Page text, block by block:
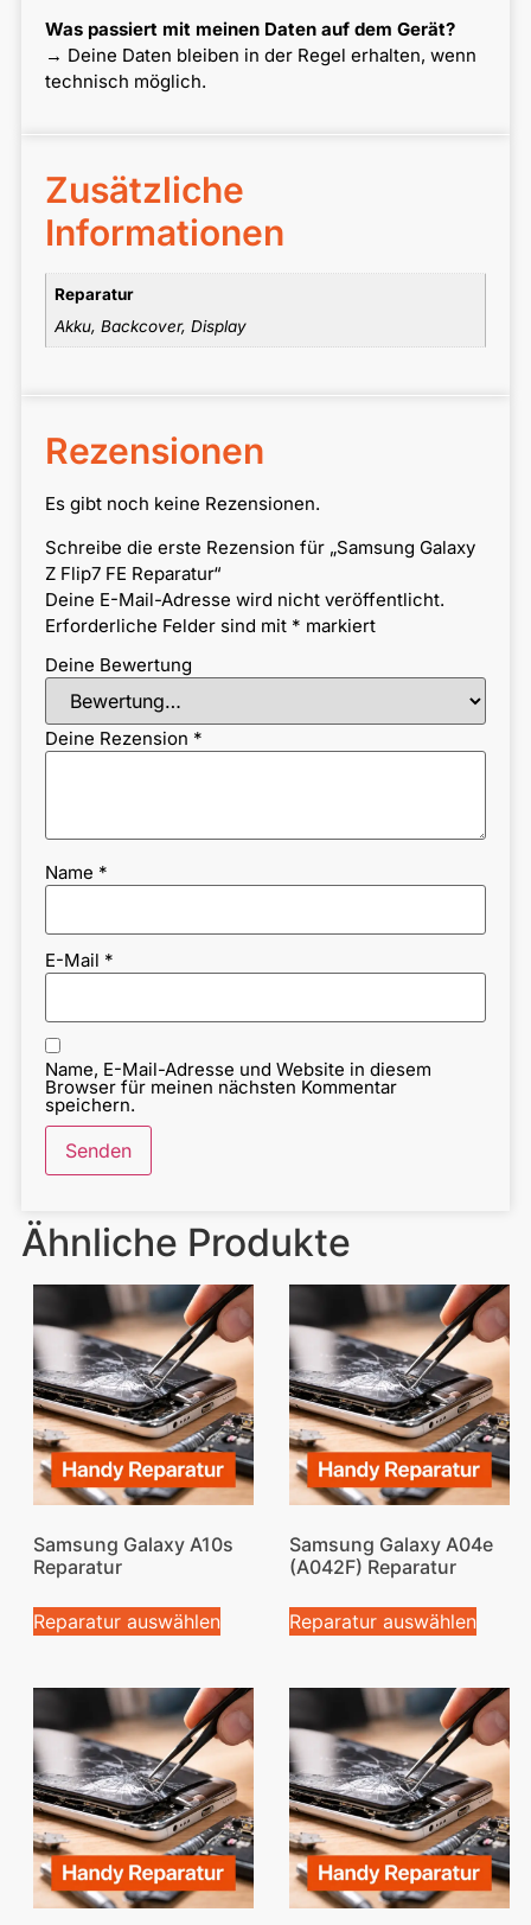
Was passiert mit meinen Daten auf dem Gerät?
→ Deine Daten bleiben in der Regel erhalten, wenn
technisch möglich.
Zusätzliche
Informationen
Reparatur
Akku, Backcover, Display
Rezensionen
Es gibt noch keine Rezensionen.
Schreibe die erste Rezension für „Samsung Galaxy
Z Flip7 FE Reparatur“
Deine E-Mail-Adresse wird nicht veröffentlicht.
Erforderliche Felder sind mit * markiert
Deine Bewertung
Deine Rezension *
Name *
E-Mail *
Name, E-Mail-Adresse und Website in diesem
Browser für meinen nächsten Kommentar
speichern.
Ähnliche Produkte
Samsung Galaxy A10s
Reparatur
Reparatur auswählen
Samsung Galaxy A04e
(A042F) Reparatur
Reparatur auswählen